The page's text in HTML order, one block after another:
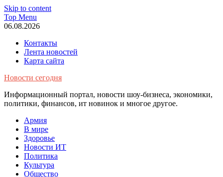
Skip to content
Top Menu
06.08.2026
Контакты
Лента новостей
Карта сайта
Новости сегодня
Информационный портал, новости шоу-бизнеса, экономики,
политики, финансов, ит новинок и многое другое.
Армия
В мире
Здоровье
Новости ИТ
Политика
Культура
Общество